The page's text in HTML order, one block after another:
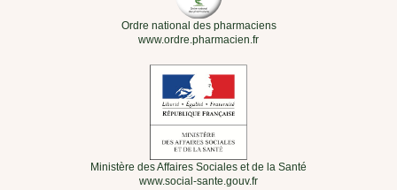
Ordre national des pharmaciens
www.ordre.pharmacien.fr
Ministère des Affaires Sociales et de la Santé
www.social-sante.gouv.fr